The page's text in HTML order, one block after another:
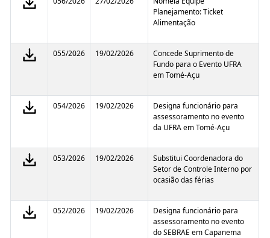
Planejamento: Ticket
Alimentação
055/2026 19/02/2026
Concede Suprimento de
Fundo para o Evento UFRA
em Tomé-Açu
054/2026 19/02/2026
Designa funcionário para
assessoramento no evento
da UFRA em Tomé-Açu
053/2026 19/02/2026
Substitui Coordenadora do
Setor de Controle Interno por
ocasião das férias
052/2026 19/02/2026
Designa funcionário para
assessoramento no evento
do SEBRAE em Capanema